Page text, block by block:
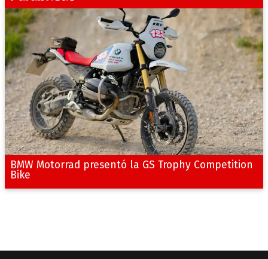
BMW Motorrad presentó la GS Trophy Competition
Bike